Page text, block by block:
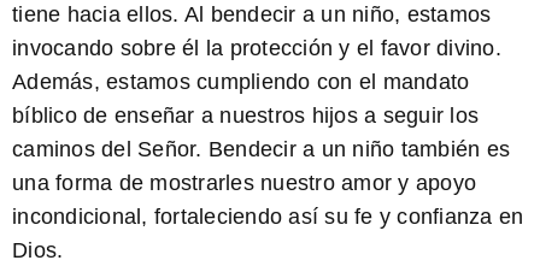
tiene hacia ellos. Al bendecir a un niño, estamos
invocando sobre él la protección y el favor divino.
Además, estamos cumpliendo con el mandato
bíblico de enseñar a nuestros hijos a seguir los
caminos del Señor. Bendecir a un niño también es
una forma de mostrarles nuestro amor y apoyo
incondicional, fortaleciendo así su fe y confianza en
Dios.